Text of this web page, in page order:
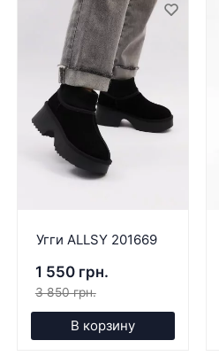
Угги ALLSY 201669
1 550 грн.
3 850 грн.
В корзину